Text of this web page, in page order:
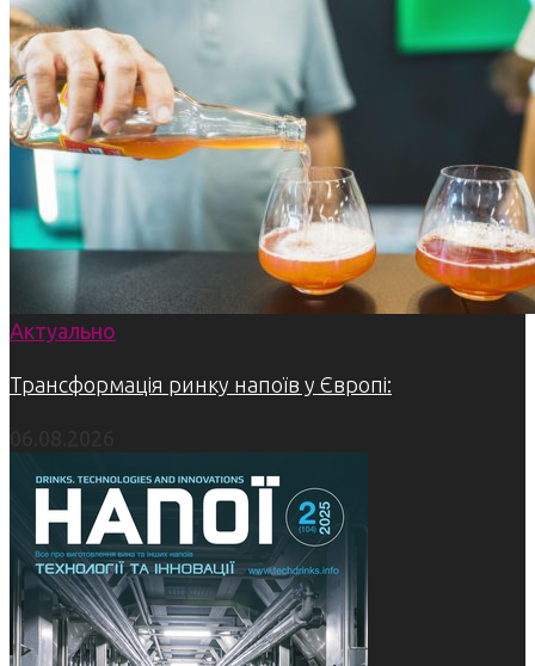
Актуально
Трансформація ринку напоїв у Європі: